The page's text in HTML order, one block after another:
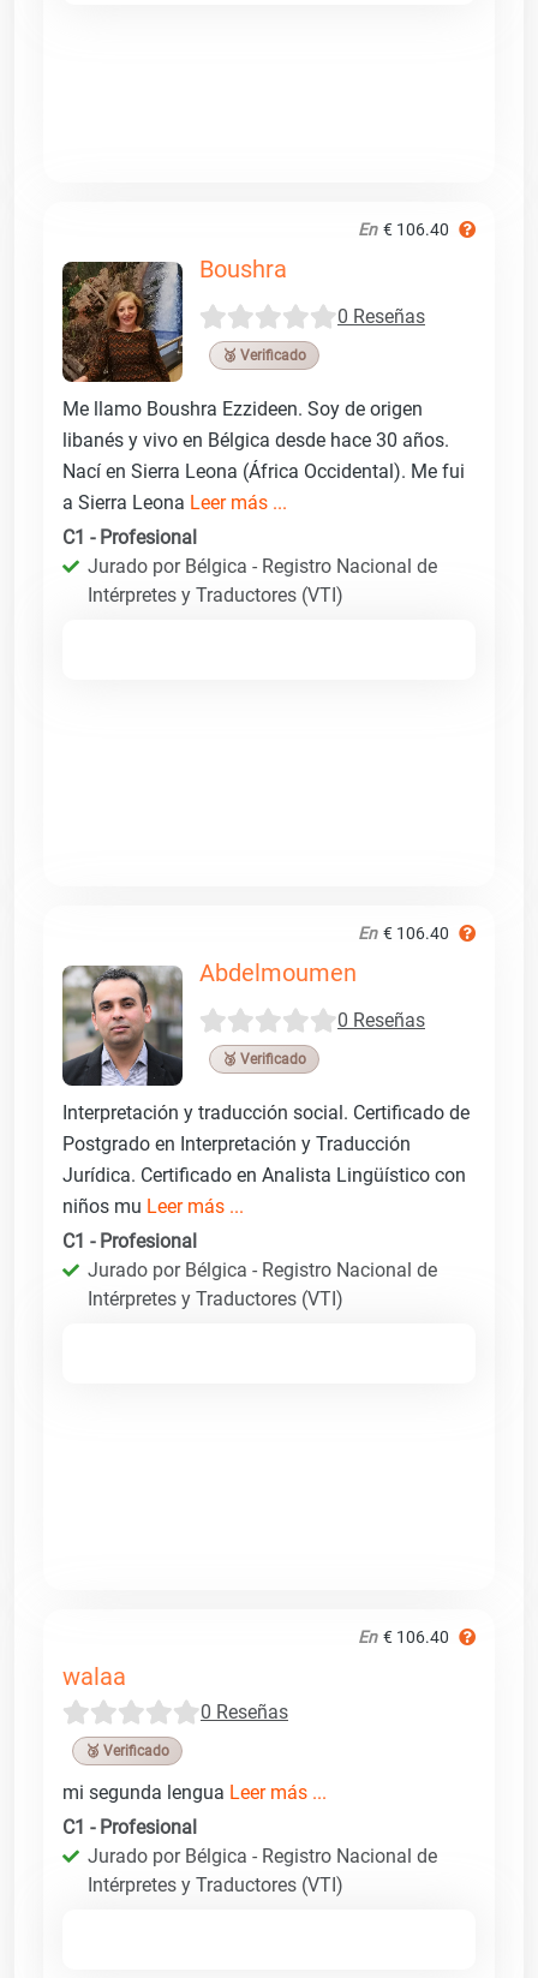
En € 106.40
Boushra
0 Reseñas
🥉 Verificado
Me llamo Boushra Ezzideen. Soy de origen
libanés y vivo en Bélgica desde hace 30 años.
Nací en Sierra Leona (África Occidental). Me fui
a Sierra Leona Leer más ...
C1 - Profesional
Jurado por Bélgica - Registro Nacional de
Intérpretes y Traductores (VTI)
En € 106.40
Abdelmoumen
0 Reseñas
🥉 Verificado
Interpretación y traducción social. Certificado de
Postgrado en Interpretación y Traducción
Jurídica. Certificado en Analista Lingüístico con
niños mu Leer más ...
C1 - Profesional
Jurado por Bélgica - Registro Nacional de
Intérpretes y Traductores (VTI)
En € 106.40
walaa
0 Reseñas
🥉 Verificado
mi segunda lengua Leer más ...
C1 - Profesional
Jurado por Bélgica - Registro Nacional de
Intérpretes y Traductores (VTI)